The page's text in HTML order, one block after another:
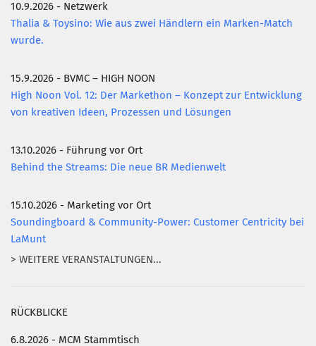
10.9.2026 - Netzwerk
Thalia & Toysino: Wie aus zwei Händlern ein Marken-Match
wurde.
15.9.2026 - BVMC – HIGH NOON
High Noon Vol. 12: Der Markethon – Konzept zur Entwicklung
von kreativen Ideen, Prozessen und Lösungen
13.10.2026 - Führung vor Ort
Behind the Streams: Die neue BR Medienwelt
15.10.2026 - Marketing vor Ort
Soundingboard & Community-Power: Customer Centricity bei
LaMunt
> WEITERE VERANSTALTUNGEN...
RÜCKBLICKE
6.8.2026 - MCM Stammtisch